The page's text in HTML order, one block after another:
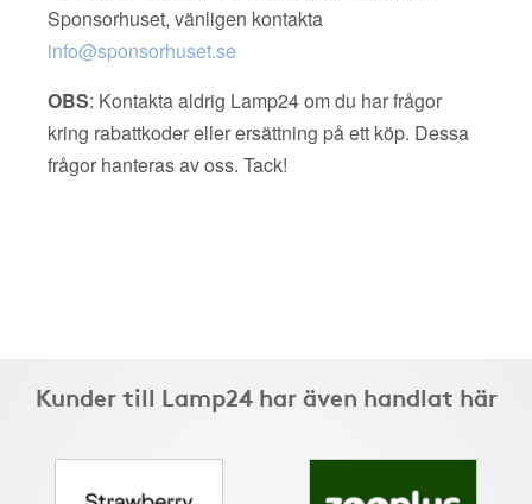
Sponsorhuset, vänligen kontakta
info@sponsorhuset.se
OBS: Kontakta aldrig Lamp24 om du har frågor
kring rabattkoder eller ersättning på ett köp. Dessa
frågor hanteras av oss. Tack!
Kunder till Lamp24 har även handlat här